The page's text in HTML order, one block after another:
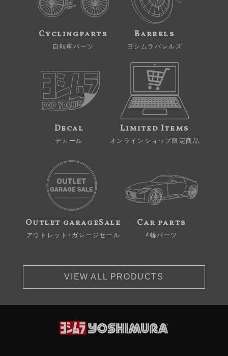
Cyclingparts
自転車パーツ
Barrels
ヨシムラバレルズ
Decal
デカール
Limited Items
オンラインショップ限定商品
Outlet garageSale
アウトレット・ガレージセール
Car parts
4輪パーツ
VIEW ALL PRODUCTS